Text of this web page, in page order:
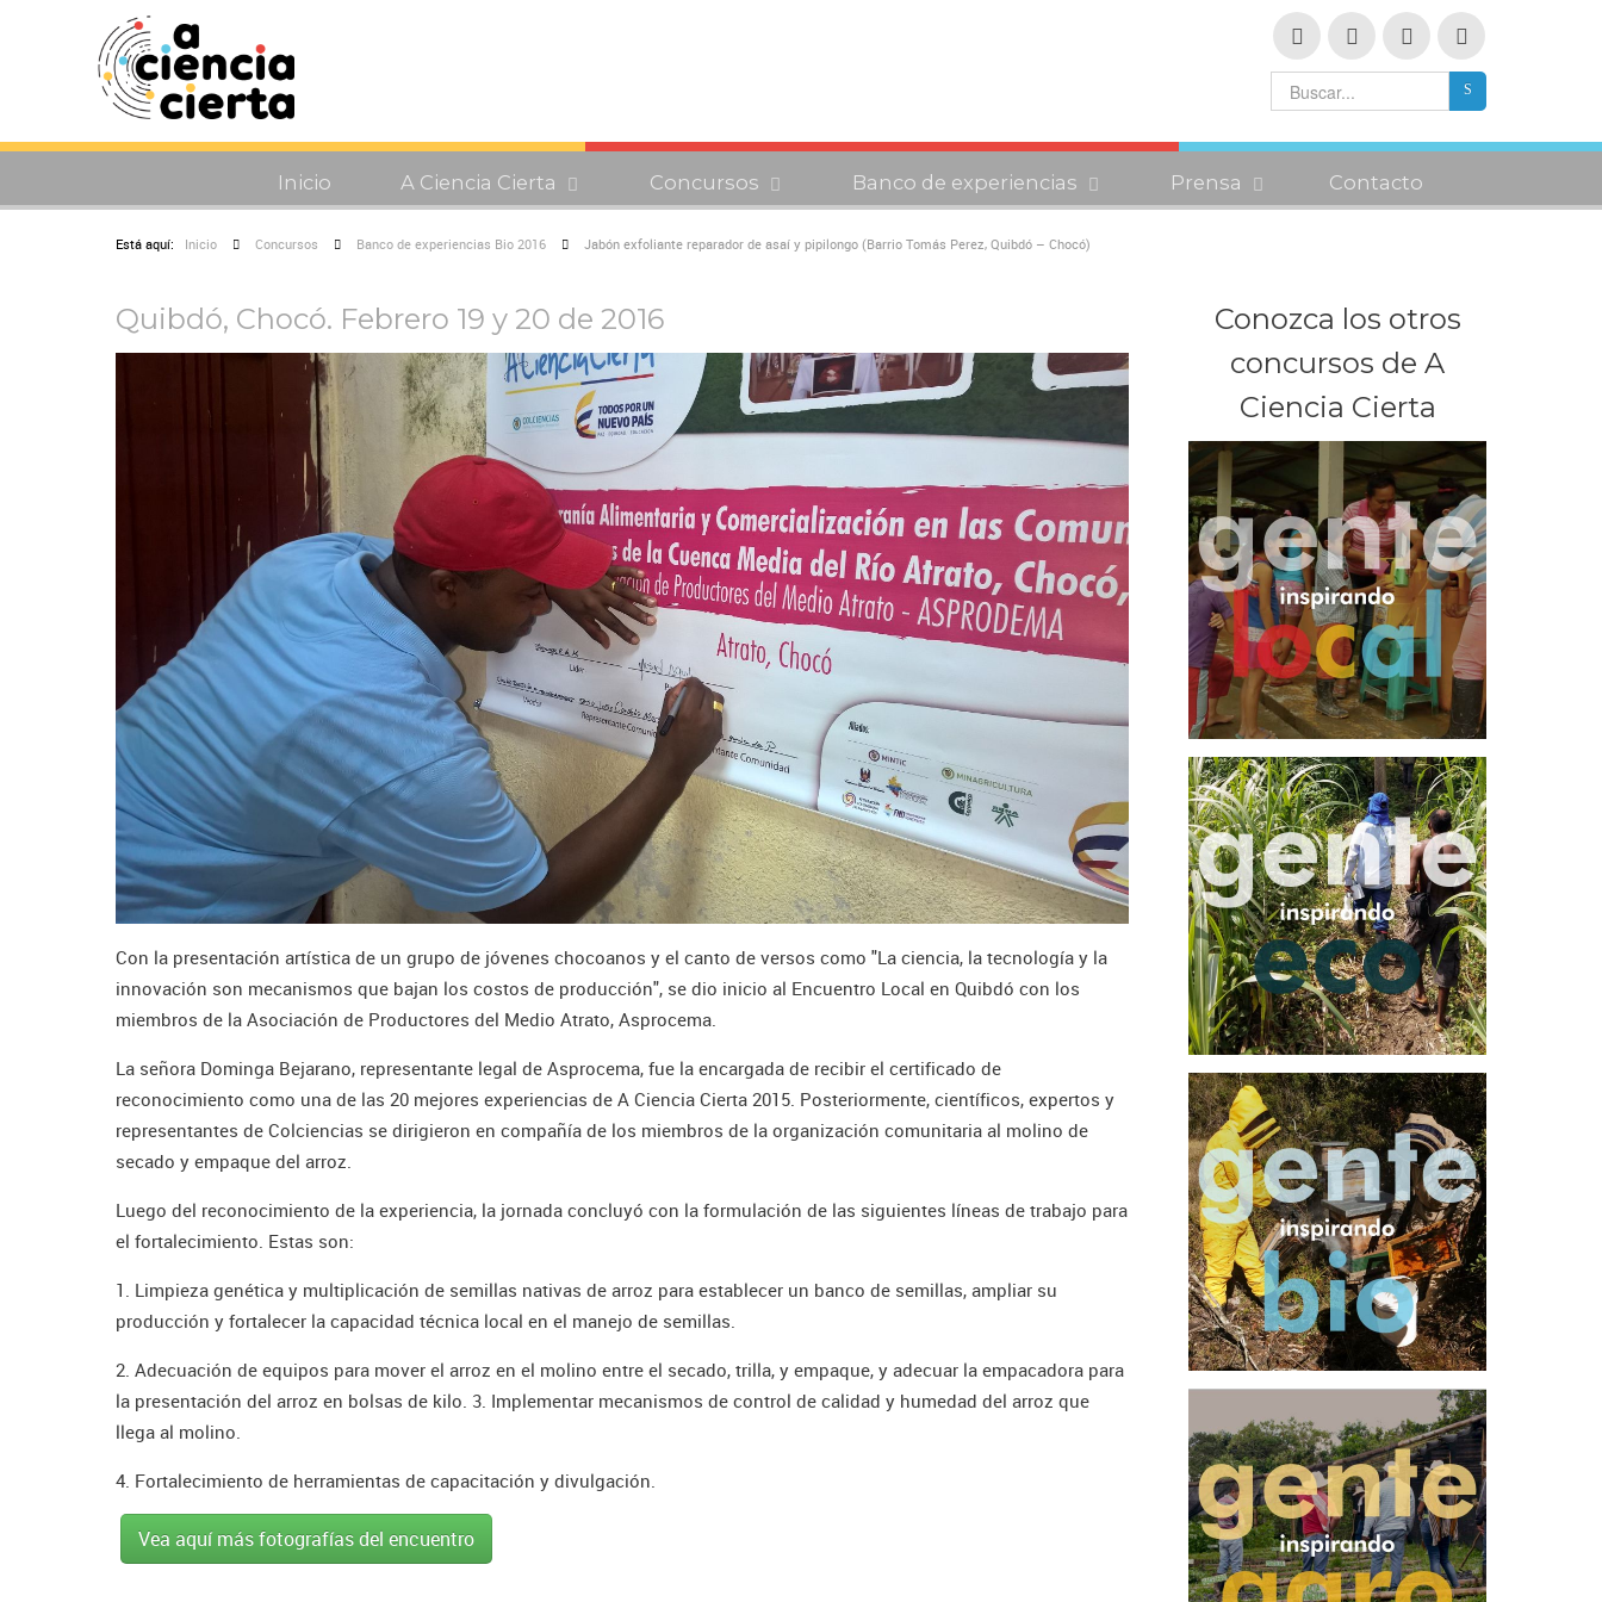
Inicio A Ciencia Cierta Concursos Banco de experiencias Prensa Contacto
Está aquí: Inicio Concursos Banco de experiencias Bio 2016 Jabón exfoliante reparador de asaí y pipilongo (Barrio Tomás Perez, Quibdó – Chocó)
Quibdó, Chocó. Febrero 19 y 20 de 2016
Con la presentación artística de un grupo de jóvenes chocoanos y el canto de versos como "La ciencia, la tecnología y la
innovación son mecanismos que bajan los costos de producción", se dio inicio al Encuentro Local en Quibdó con los
miembros de la Asociación de Productores del Medio Atrato, Asprocema.
La señora Dominga Bejarano, representante legal de Asprocema, fue la encargada de recibir el certificado de
reconocimiento como una de las 20 mejores experiencias de A Ciencia Cierta 2015. Posteriormente, científicos, expertos y
representantes de Colciencias se dirigieron en compañía de los miembros de la organización comunitaria al molino de
secado y empaque del arroz.
Luego del reconocimiento de la experiencia, la jornada concluyó con la formulación de las siguientes líneas de trabajo para
el fortalecimiento. Estas son:
1. Limpieza genética y multiplicación de semillas nativas de arroz para establecer un banco de semillas, ampliar su
producción y fortalecer la capacidad técnica local en el manejo de semillas.
2. Adecuación de equipos para mover el arroz en el molino entre el secado, trilla, y empaque, y adecuar la empacadora para
la presentación del arroz en bolsas de kilo. 3. Implementar mecanismos de control de calidad y humedad del arroz que
llega al molino.
4. Fortalecimiento de herramientas de capacitación y divulgación.
Vea aquí más fotografías del encuentro
Conozca los otros
concursos de A
Ciencia Cierta